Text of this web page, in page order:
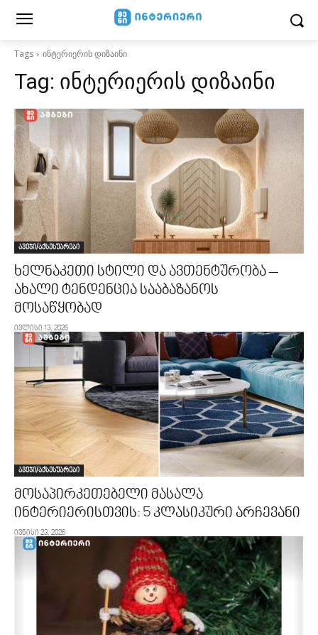
Tags ინტერიერის დიზაინი
Tag: ინტერიერის დიზაინი
ავეჯი/აქსესუარები
ხელნაკეთი სტილი და ავთენტურობა –
ახალი ტენდენცია სააბაზანოს
მოსაწყობად
ივლისი 13, 2026
ავეჯი/აქსესუარები
მოსაპირკეთებელი მასალა
ინტერიერისთვის: 5 კლასიკური არჩევანი
ივნისი 23, 2026